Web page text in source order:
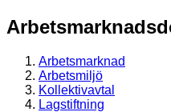
Arbetsmarknad
Arbetsmiljö
Kollektivavtal
Lagstiftning